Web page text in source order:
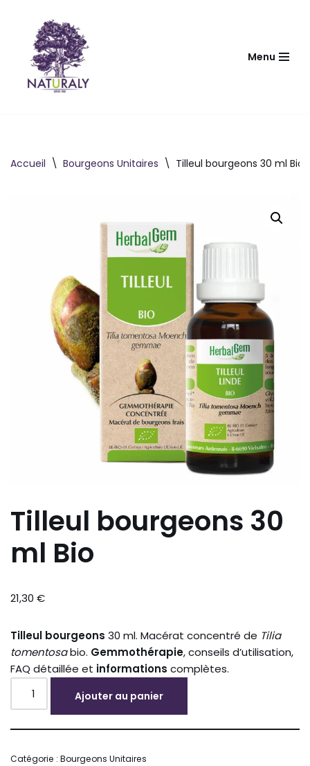
contenu
Menu
Accueil \ Bourgeons Unitaires \ Tilleul bourgeons 30 ml Bio
Tilleul bourgeons 30
ml Bio
21,30 €
Tilleul bourgeons 30 ml. Macérat concentré de Tilia
tomentosabio. Gemmothérapie, conseils d’utilisation,
FAQ détaillée et informations complètes.
Ajouter au panier
Catégorie : Bourgeons Unitaires